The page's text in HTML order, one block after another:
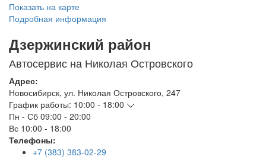
Показать на карте
Подробная информация
Дзержинский район
Автосервис на Николая Островского
Адрес:
Новосибирск, ул. Николая Островского, 247
График работы: 10:00 - 18:00
Пн - Сб 09:00 - 20:00
Вс 10:00 - 18:00
Телефоны:
+7 (383) 383-02-29